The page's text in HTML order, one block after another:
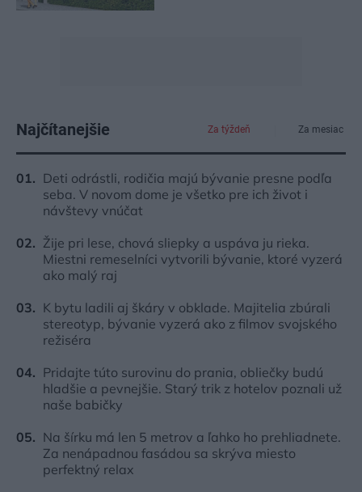
Najčítanejšie Za týždeň Za mesiac
Deti odrástli, rodičia majú bývanie presne podľa
seba. V novom dome je všetko pre ich život i
návštevy vnúčat
Žije pri lese, chová sliepky a uspáva ju rieka.
Miestni remeselníci vytvorili bývanie, ktoré vyzerá
ako malý raj
K bytu ladili aj škáry v obklade. Majitelia zbúrali
stereotyp, bývanie vyzerá ako z filmov svojského
režiséra
Pridajte túto surovinu do prania, obliečky budú
hladšie a pevnejšie. Starý trik z hotelov poznali už
naše babičky
Na šírku má len 5 metrov a ľahko ho prehliadnete.
Za nenápadnou fasádou sa skrýva miesto
perfektný relax